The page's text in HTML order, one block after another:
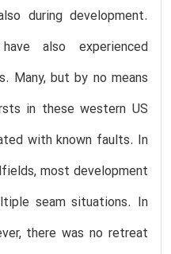
during development.
also experienced
Many, but by no means
in these western US
with known faults. In
most development
seam situations. In
there was no retreat